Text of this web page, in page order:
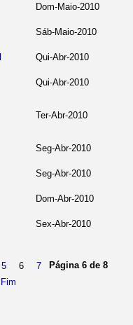
Dom-Maio-2010
Sáb-Maio-2010
Qui-Abr-2010
Qui-Abr-2010
Ter-Abr-2010
Seg-Abr-2010
Seg-Abr-2010
Dom-Abr-2010
Sex-Abr-2010
Página 6 de 8
5 6
7
Fim